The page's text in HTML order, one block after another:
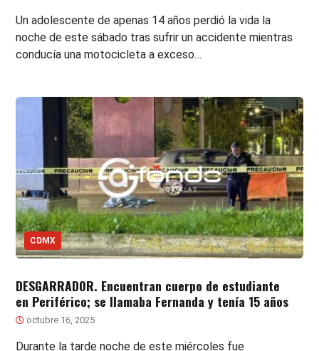
Un adolescente de apenas 14 años perdió la vida la
noche de este sábado tras sufrir un accidente mientras
conducía una motocicleta a exceso…
CDMX
DESGARRADOR. Encuentran cuerpo de estudiante
en Periférico; se llamaba Fernanda y tenía 15 años
octubre 16, 2025
Durante la tarde noche de este miércoles fue